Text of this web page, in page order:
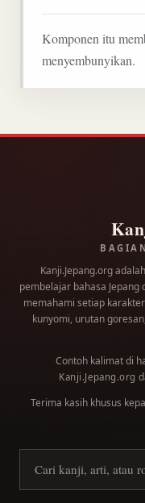
Komponen itu
menyembunyikan.
Kanji.Jepang.org
pembelajar bahasa
memahami setiap
kunyomi, urutan
Contoh kalimat di
Kanji.Jepang.org
Terima kasih khusus
Cari kanji